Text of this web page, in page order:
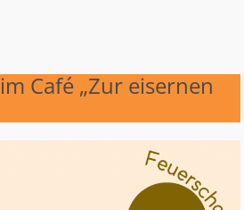
Café „Zur eisernen